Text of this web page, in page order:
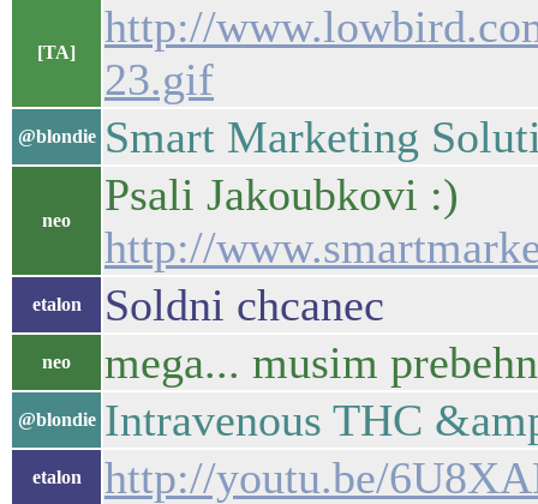
[TA]
http://
23.gif
@blondie Smart Marketing
neo
Psali Jakoubkovi :)
http://
etalon Soldni chcanec
neo mega... musim
@blondie Intravenous THC
etalon http://youtu.be/